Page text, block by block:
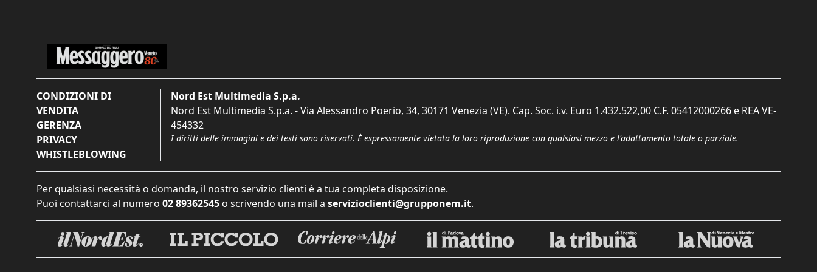
CONDIZIONI DI
VENDITA
GERENZA
PRIVACY
WHISTLEBLOWING
Nord Est Multimedia S.p.a.
Nord Est Multimedia S.p.a. - Via Alessandro Poerio, 34, 30171 Venezia (VE). Cap. Soc. i.v. Euro 1.432.522,00 C.F. 05412000266 e REA VE-
454332
I diritti delle immagini e dei testi sono riservati. È espressamente vietata la loro riproduzione con qualsiasi mezzo e l'adattamento totale o parziale.
Per qualsiasi necessità o domanda, il nostro servizio clienti è a tua completa disposizione.
Puoi contattarci al numero 02 89362545 o scrivendo una mail a servizioclienti@grupponem.it.